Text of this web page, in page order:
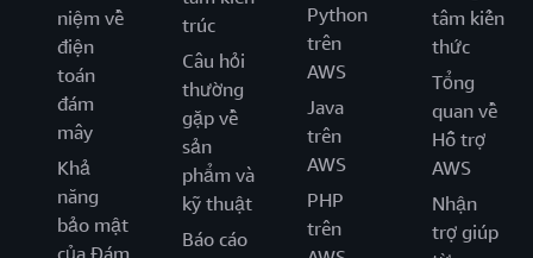
niệm về
điện
toán
đám
mây
Khả
năng
bảo mật
của Đám
trúc
Câu hỏi
thường
gặp về
sản
phẩm và
kỹ thuật
Báo cáo
Python
trên
AWS
Java
trên
AWS
PHP
trên
tâm kiến
thức
Tổng
quan về
Hỗ trợ
AWS
Nhận
trợ giúp